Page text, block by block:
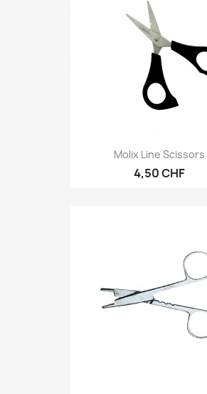
Molix Line Scissors
4,50 CHF